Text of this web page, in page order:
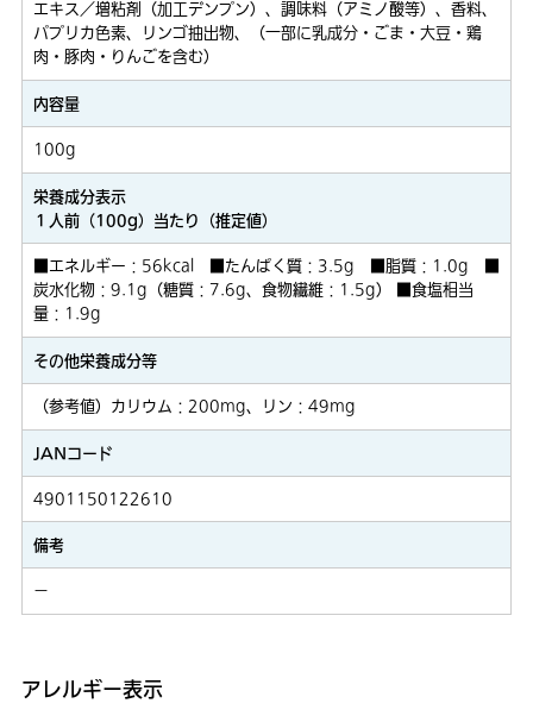
エキス／増粘剤（加工デンプン）、調味料（アミノ酸等）、香料、
パプリカ色素、リンゴ抽出物、（一部に乳成分・ごま・大豆・鶏
肉・豚肉・りんごを含む）
内容量
100g
栄養成分表示
１人前（100g）当たり（推定値）
■エネルギー：56kcal ■たんぱく質：3.5g ■脂質：1.0g ■
炭水化物：9.1g（糖質：7.6g、食物繊維：1.5g） ■食塩相当
量：1.9g
その他栄養成分等
（参考値）カリウム：200mg、リン：49mg
JANコード
4901150122610
備考
－
アレルギー表示